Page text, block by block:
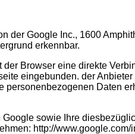
der Google Inc., 1600
erkennbar.
Browser eine direkte
eingebunden. der
Daten
sowie Ihre
http://